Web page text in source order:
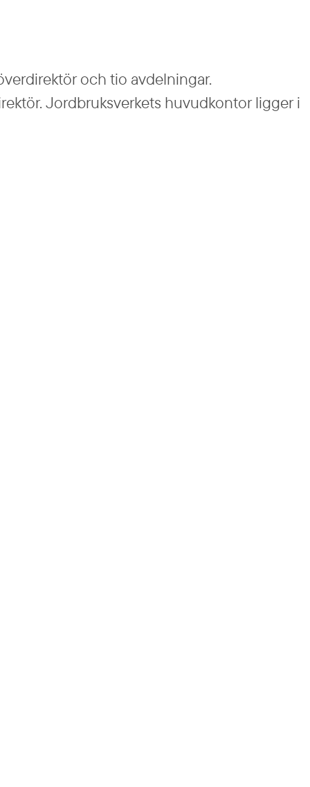
och tio avdelningar.
Jordbruksverkets huvudkontor ligger i